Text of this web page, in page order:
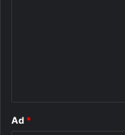
Ad *